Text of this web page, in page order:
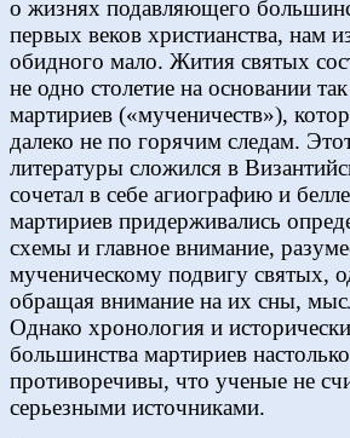
о жизнях подавляющего
первых веков христианства, нам
обидного мало. Жития святых
не одно столетие на основании
мартириев («мученичеств»),
далеко не по горячим следам.
литературы сложился в
сочетал в себе агиографию и
мартириев придерживались
схемы и главное внимание,
мученическому подвигу святых,
обращая внимание на их сны,
Однако хронология и
большинства мартириев
противоречивы, что ученые не
серьезными источниками.